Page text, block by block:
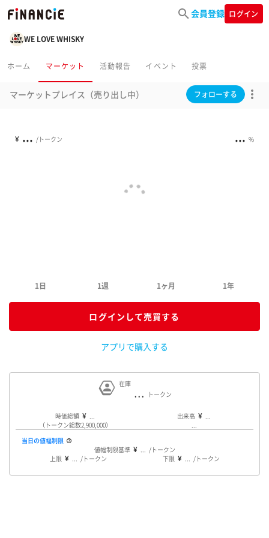
会員登録 ログイン
WE LOVE WHISKY
ホーム マーケット 活動報告 イベント 投票
マーケットプレイス（売り出し中） フォローする
... ...
1日 1週 1ヶ月 1年
ログインして売買する
アプリで購入する
在庫 ...
時価総額
...
（トークン総数2,900,000）
出来高
...
...
当日の値幅制限
値幅制限基準
...
上限
... 下限 ...